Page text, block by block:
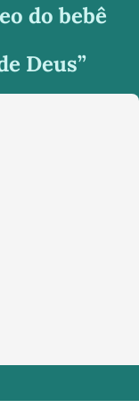
do bebê
Deus”